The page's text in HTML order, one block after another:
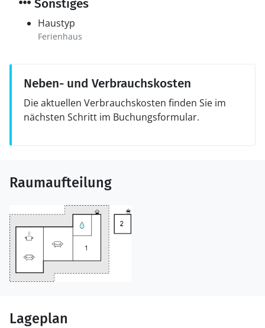
Sonstiges
Haustyp
Ferienhaus
Neben- und Verbrauchskosten
Die aktuellen Verbrauchskosten finden Sie im
nächsten Schritt im Buchungsformular.
Raumaufteilung
Lageplan